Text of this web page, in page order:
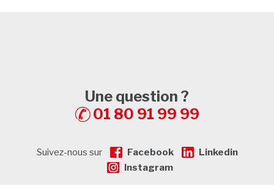
Une question ?
01 80 91 99 99
Suivez-nous sur Facebook
Linkedin
Instagram